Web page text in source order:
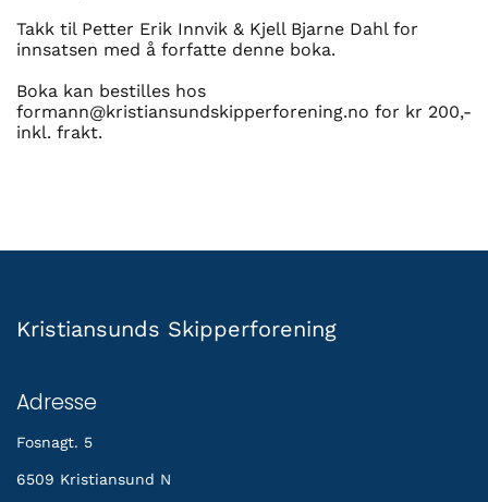
Takk til Petter Erik Innvik & Kjell Bjarne Dahl for
innsatsen med å forfatte denne boka.
Boka kan bestilles hos
formann@kristiansundskipperforening.no for kr 200,-
inkl. frakt.
Kristiansunds Skipperforening
Adresse
Fosnagt. 5
6509 Kristiansund N